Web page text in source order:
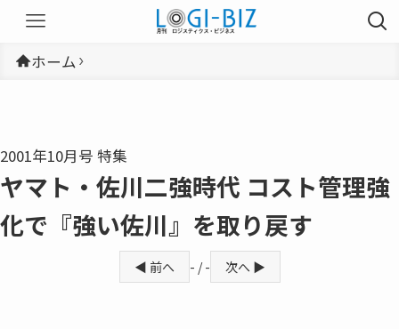
ホーム
2001年10月号 特集
ヤマト・佐川二強時代 コスト管理強
化で『強い佐川』を取り戻す
◀ 前へ - / - 次へ ▶